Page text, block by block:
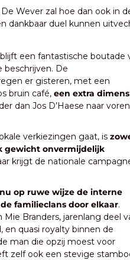
Wever zal hoe dan ook in
dankbaar duel kunnen
een fantastische boutade
beschrijven. De
er gisteren, met een
bruin café, een extra
dan Jos D’Haese naar
verkiezingen gaat, is
gewicht onvermijdelijk
krijgt de nationale
op ruwe wijze de interne
familieclans door elkaar.
Mie Branders, jarenlang deel
en quasi royalty binnen de
man die opzij moest voor
zelf ook een stevige